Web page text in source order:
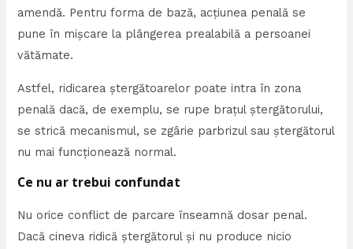
amendă. Pentru forma de bază, acțiunea penală se
pune în mișcare la plângerea prealabilă a persoanei
vătămate.
Astfel, ridicarea ștergătoarelor poate intra în zona
penală dacă, de exemplu, se rupe brațul ștergătorului,
se strică mecanismul, se zgârie parbrizul sau ștergătorul
nu mai funcționează normal.
Ce nu ar trebui confundat
Nu orice conflict de parcare înseamnă dosar penal.
Dacă cineva ridică ștergătorul și nu produce nicio